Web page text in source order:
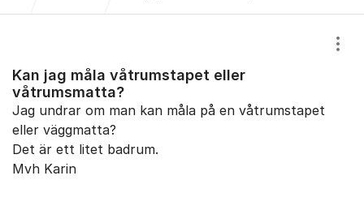
Kan jag måla våtrumstapet eller
våtrumsmatta?
Jag undrar om man kan måla på en våtrumstapet
eller väggmatta?
Det är ett litet badrum.
Mvh Karin